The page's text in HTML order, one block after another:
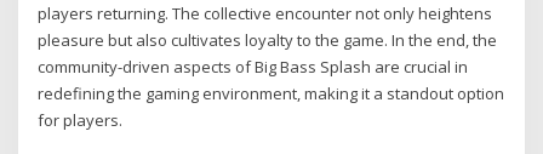
players returning. The collective encounter not only heightens
pleasure but also cultivates loyalty to the game. In the end, the
community-driven aspects of Big Bass Splash are crucial in
redefining the gaming environment, making it a standout option
for players.